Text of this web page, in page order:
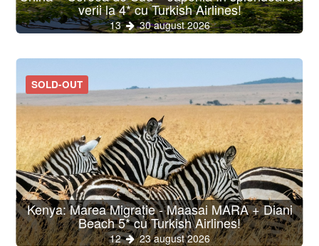
verii la 4* cu Turkish Airlines!
13 30 august 2026
SOLD-OUT
Kenya: Marea Migrație - Maasai MARA + Diani
Beach 5* cu Turkish Airlines!
12 23 august 2026